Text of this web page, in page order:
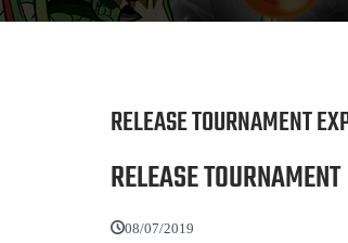
RELEASE TOURNAMENT
RELEASE TOURNAMENT
08/07/2019